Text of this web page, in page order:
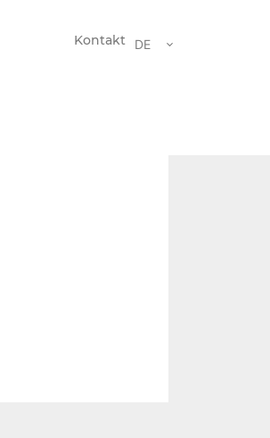
Kontakt DE